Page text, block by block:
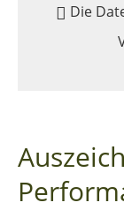
Die